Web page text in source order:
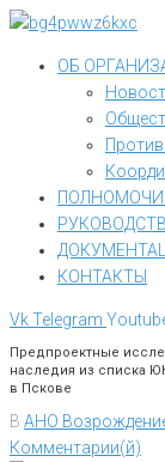
Перейти
контенту
ОБ
КОНТАКТЫ
VkTelegram
Предпроектные
наследия из списка
в Пскове
В АНО
Комментарии(й)